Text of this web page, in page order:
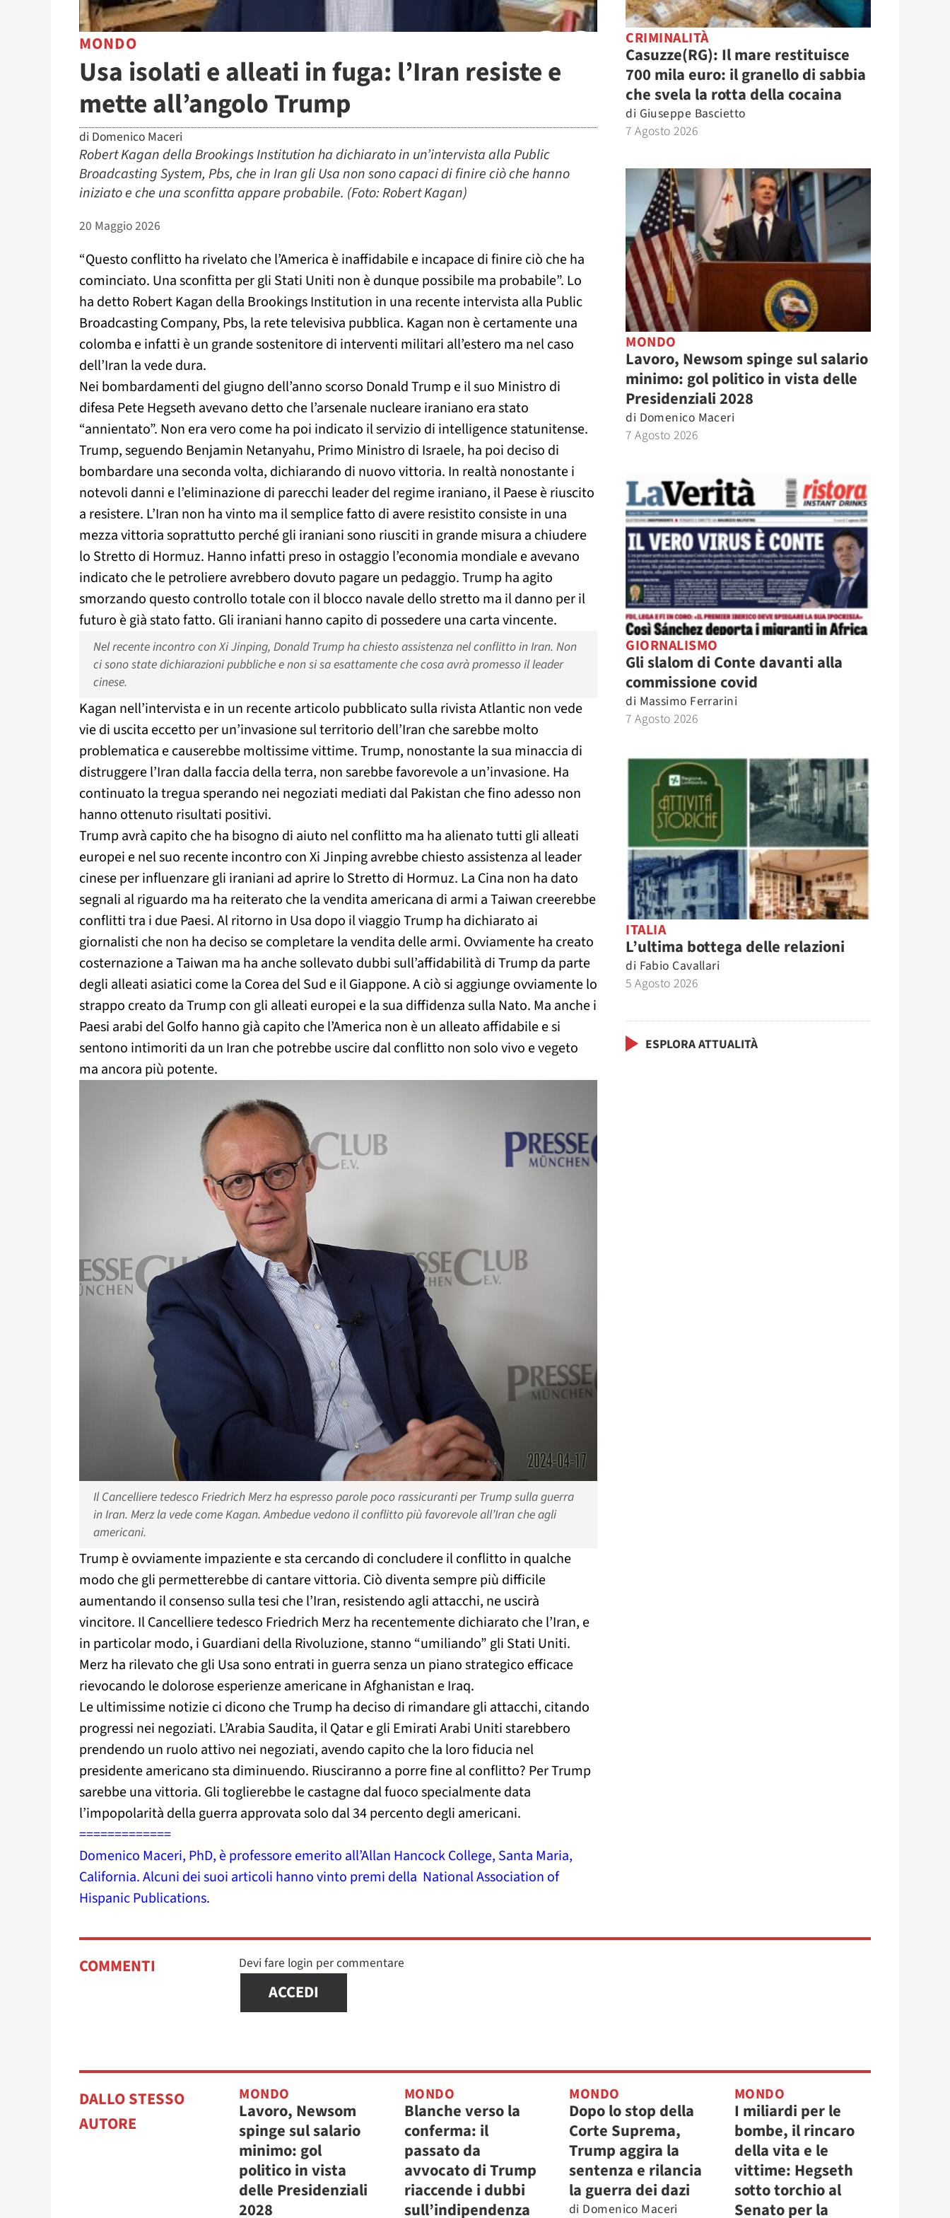
MONDO
Usa isolati e alleati in fuga: l’Iran resiste e
mette all’angolo Trump
di Domenico Maceri
Robert Kagan della Brookings Institution ha dichiarato in un’intervista alla Public
Broadcasting System, Pbs, che in Iran gli Usa non sono capaci di finire ciò che hanno
iniziato e che una sconfitta appare probabile. (Foto: Robert Kagan)
20 Maggio 2026
“Questo conflitto ha rivelato che l’America è inaffidabile e incapace di finire ciò che ha
cominciato. Una sconfitta per gli Stati Uniti non è dunque possibile ma probabile”. Lo
ha detto Robert Kagan della Brookings Institution in una recente intervista alla Public
Broadcasting Company, Pbs, la rete televisiva pubblica. Kagan non è certamente una
colomba e infatti è un grande sostenitore di interventi militari all’estero ma nel caso
dell’Iran la vede dura.
Nei bombardamenti del giugno dell’anno scorso Donald Trump e il suo Ministro di
difesa Pete Hegseth avevano detto che l’arsenale nucleare iraniano era stato
“annientato”. Non era vero come ha poi indicato il servizio di intelligence statunitense.
Trump, seguendo Benjamin Netanyahu, Primo Ministro di Israele, ha poi deciso di
bombardare una seconda volta, dichiarando di nuovo vittoria. In realtà nonostante i
notevoli danni e l’eliminazione di parecchi leader del regime iraniano, il Paese è riuscito
a resistere. L’Iran non ha vinto ma il semplice fatto di avere resistito consiste in una
mezza vittoria soprattutto perché gli iraniani sono riusciti in grande misura a chiudere
lo Stretto di Hormuz. Hanno infatti preso in ostaggio l’economia mondiale e avevano
indicato che le petroliere avrebbero dovuto pagare un pedaggio. Trump ha agito
smorzando questo controllo totale con il blocco navale dello stretto ma il danno per il
futuro è già stato fatto. Gli iraniani hanno capito di possedere una carta vincente.
Nel recente incontro con Xi Jinping, Donald Trump ha chiesto assistenza nel conflitto in Iran. Non
ci sono state dichiarazioni pubbliche e non si sa esattamente che cosa avrà promesso il leader
cinese.
Kagan nell’intervista e in un recente articolo pubblicato sulla rivista Atlantic non vede
vie di uscita eccetto per un’invasione sul territorio dell’Iran che sarebbe molto
problematica e causerebbe moltissime vittime. Trump, nonostante la sua minaccia di
distruggere l’Iran dalla faccia della terra, non sarebbe favorevole a un’invasione. Ha
continuato la tregua sperando nei negoziati mediati dal Pakistan che fino adesso non
hanno ottenuto risultati positivi.
Trump avrà capito che ha bisogno di aiuto nel conflitto ma ha alienato tutti gli alleati
europei e nel suo recente incontro con Xi Jinping avrebbe chiesto assistenza al leader
cinese per influenzare gli iraniani ad aprire lo Stretto di Hormuz. La Cina non ha dato
segnali al riguardo ma ha reiterato che la vendita americana di armi a Taiwan creerebbe
conflitti tra i due Paesi. Al ritorno in Usa dopo il viaggio Trump ha dichiarato ai
giornalisti che non ha deciso se completare la vendita delle armi. Ovviamente ha creato
costernazione a Taiwan ma ha anche sollevato dubbi sull’affidabilità di Trump da parte
degli alleati asiatici come la Corea del Sud e il Giappone. A ciò si aggiunge ovviamente lo
strappo creato da Trump con gli alleati europei e la sua diffidenza sulla Nato. Ma anche i
Paesi arabi del Golfo hanno già capito che l’America non è un alleato affidabile e si
sentono intimoriti da un Iran che potrebbe uscire dal conflitto non solo vivo e vegeto
ma ancora più potente.
Il Cancelliere tedesco Friedrich Merz ha espresso parole poco rassicuranti per Trump sulla guerra
in Iran. Merz la vede come Kagan. Ambedue vedono il conflitto più favorevole all’Iran che agli
americani.
Trump è ovviamente impaziente e sta cercando di concludere il conflitto in qualche
modo che gli permetterebbe di cantare vittoria. Ciò diventa sempre più difficile
aumentando il consenso sulla tesi che l’Iran, resistendo agli attacchi, ne uscirà
vincitore. Il Cancelliere tedesco Friedrich Merz ha recentemente dichiarato che l’Iran, e
in particolar modo, i Guardiani della Rivoluzione, stanno “umiliando” gli Stati Uniti.
Merz ha rilevato che gli Usa sono entrati in guerra senza un piano strategico efficace
rievocando le dolorose esperienze americane in Afghanistan e Iraq.
Le ultimissime notizie ci dicono che Trump ha deciso di rimandare gli attacchi, citando
progressi nei negoziati. L’Arabia Saudita, il Qatar e gli Emirati Arabi Uniti starebbero
prendendo un ruolo attivo nei negoziati, avendo capito che la loro fiducia nel
presidente americano sta diminuendo. Riusciranno a porre fine al conflitto? Per Trump
sarebbe una vittoria. Gli toglierebbe le castagne dal fuoco specialmente data
l’impopolarità della guerra approvata solo dal 34 percento degli americani.
=============
Domenico Maceri, PhD, è professore emerito all’Allan Hancock College, Santa Maria,
California. Alcuni dei suoi articoli hanno vinto premi della National Association of
Hispanic Publications.
CRIMINALITÀ
Casuzze(RG): Il mare restituisce
700 mila euro: il granello di sabbia
che svela la rotta della cocaina
di Giuseppe Bascietto
7 Agosto 2026
MONDO
Lavoro, Newsom spinge sul salario
minimo: gol politico in vista delle
Presidenziali 2028
di Domenico Maceri
7 Agosto 2026
GIORNALISMO
Gli slalom di Conte davanti alla
commissione covid
di Massimo Ferrarini
7 Agosto 2026
ITALIA
L’ultima bottega delle relazioni
di Fabio Cavallari
5 Agosto 2026
ESPLORA ATTUALITÀ
COMMENTI Devi fare login per commentare
ACCEDI
DALLO STESSO
AUTORE
MONDO
Lavoro, Newsom
spinge sul salario
minimo: gol
politico in vista
delle Presidenziali
2028
MONDO
Blanche verso la
conferma: il
passato da
avvocato di Trump
riaccende i dubbi
sull’indipendenza
MONDO
Dopo lo stop della
Corte Suprema,
Trump aggira la
sentenza e rilancia
la guerra dei dazi
di Domenico Maceri
MONDO
I miliardi per le
bombe, il rincaro
della vita e le
vittime: Hegseth
sotto torchio al
Senato per la